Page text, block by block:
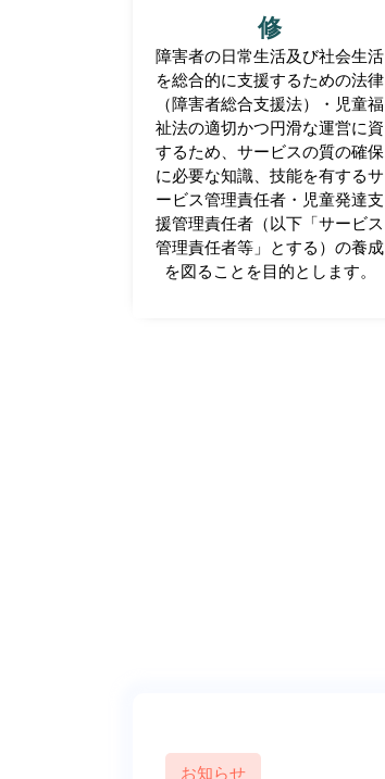
修
障害者の日常生活及び社会生活
を総合的に支援するための法律
（障害者総合支援法）・児童福
祉法の適切かつ円滑な運営に資
するため、サービスの質の確保
に必要な知識、技能を有するサ
ービス管理責任者・児童発達支
援管理責任者（以下「サービス
管理責任者等」とする）の養成
を図ることを目的とします。
お知らせ